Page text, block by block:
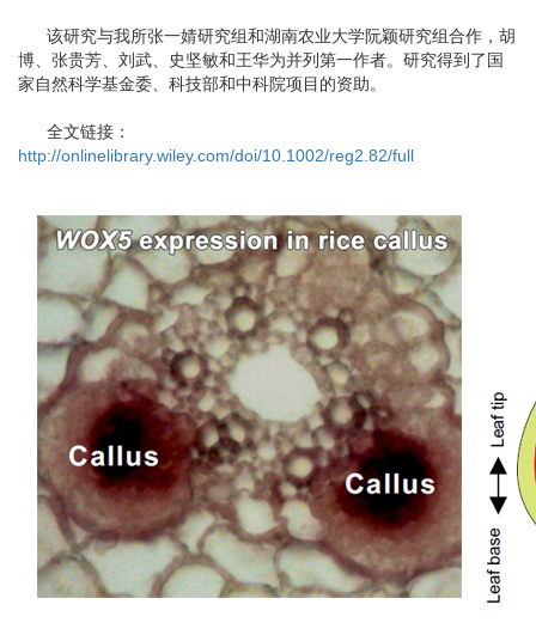
该研究与我所张一婧研究组和湖南农业大学阮颖研究组合作，胡
博、张贵芳、刘武、史坚敏和王华为并列第一作者。研究得到了国
家自然科学基金委、科技部和中科院项目的资助。
全文链接：
http://onlinelibrary.wiley.com/doi/10.1002/reg2.82/full